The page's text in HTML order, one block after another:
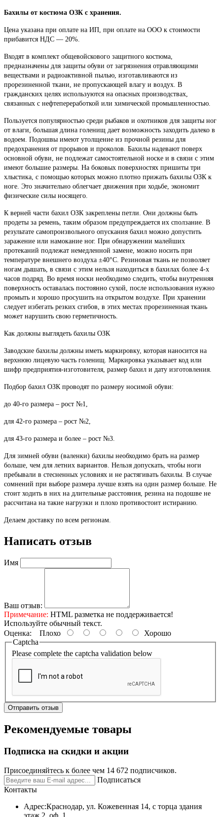
Бахилы от костюма ОЗК с хранения.
Цена указана при оплате на ИП, при оплате на ООО к стоимости
прибавится НДС ― 20%.
Входят в комплект общевойскового защитного костюма,
предназначены для защиты обуви от загрязнения отравляющими
веществами и радиоактивной пылью, изготавливаются из
прорезиненной ткани, не пропускающей влагу и воздух. В
гражданских целях используются на опасных производствах,
связанных с нефтепереработкой или химической промышленностью.
Пользуется популярностью среди рыбаков и охотников для защиты ног
от влаги, большая длина голенищ дает возможность заходить далеко в
водоем. Подошвы имеют утолщение из прочной резины для
предохранения от прорывов и проколов. Бахилы надевают поверх
основной обуви, не подлежат самостоятельной носке и в связи с этим
имеют большие размеры. На боковых поверхностях пришиты три
хлыстика, с помощью которых можно плотно прижать бахилы ОЗК к
ноге. Это значительно облегчает движения при ходьбе, экономит
физические силы носящего.
К верней части бахил ОЗК закреплены петли. Они должны быть
продеты за ремень, таким образом предупреждается их сползание. В
результате самопроизвольного опускания бахил можно допустить
заражение или намокание ног. При обнаружении малейших
протеканий подлежат немедленной замене, можно носить при
температуре внешнего воздуха ±40°С. Резиновая ткань не позволяет
ногам дышать, в связи с этим нельзя находиться в бахилах более 4-х
часов подряд. Во время носки необходимо следить, чтобы внутренняя
поверхность оставалась постоянно сухой, после использования нужно
промыть и хорошо просушить на открытом воздухе. При хранении
следует избегать резких сгибов, в этих местах прорезиненная ткань
может нарушить свою герметичность.
Как должны выглядеть бахилы ОЗК
Заводские бахилы должны иметь маркировку, которая наносится на
верхнюю лицевую часть голенищ. Маркировка указывает код или
шифр предприятия-изготовителя, размер бахил и дату изготовления.
Подбор бахил ОЗК проводят по размеру носимой обуви:
до 40-го размера – рост №1,
для 42-го размера – рост №2,
для 43-го размера и более – рост №3.
Для зимней обуви (валенки) бахилы необходимо брать на размер
больше, чем для летних вариантов. Нельзя допускать, чтобы ноги
пребывали в стесненных условиях и не растягивать бахилы. В случае
сомнений при выборе размера лучше взять на один размер больше. Не
стоит ходить в них на длительные расстояния, резина на подошве не
рассчитана на такие нагрузки и плохо противостоит истиранию.
Делаем доставку по всем регионам.
Написать отзыв
Имя
Ваш отзыв:
Примечание: HTML разметка не поддерживается!
Используйте обычный текст.
Оценка: Плохо
Хорошо
Captcha
Please complete the captcha validation below
Отправить отзыв
Рекомендуемые товары
Подписка на скидки и акции
Присоединяйтесь к более чем 14 672 подписчиков.
Подписаться
Контакты
Адрес:Краснодар, ул. Кожевенная 14, с торца здания
этаж 2, оф. 1